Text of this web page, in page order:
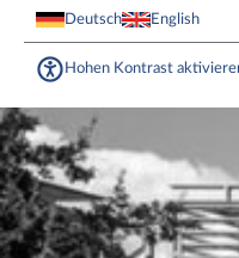
Deutsch English
Hohen Kontrast